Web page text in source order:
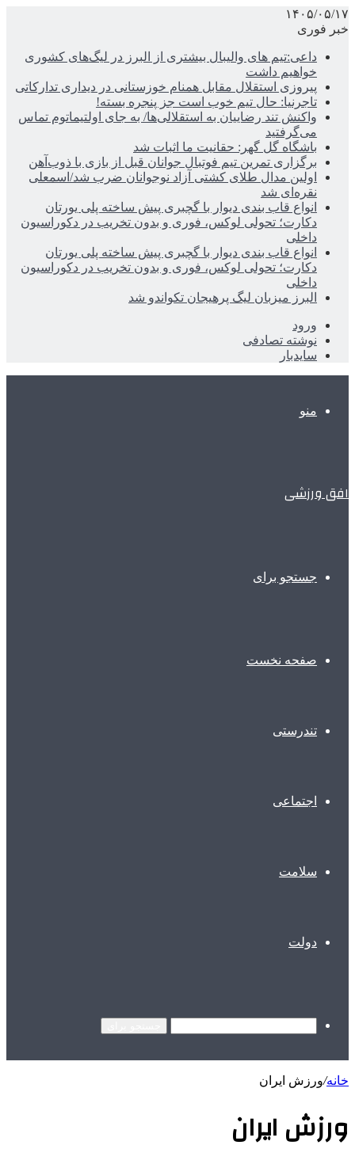
۱۴۰۵/۰۵/۱۷
خبر فوری
داعی:تیم های والیبال بیشتری از البرز در لیگ‌های کشوری
خواهیم داشت
پیروزی استقلال مقابل همنام خوزستانی در دیداری تدارکاتی
تاجرنیا: حال تیم خوب است جز پنجره بسته!
واکنش تند رضاییان به استقلالی‌ها/ به جای اولتیماتوم تماس
می‌گرفتید
باشگاه گل گهر: حقانیت ما اثبات شد
برگزاری تمرین تیم فوتبال جوانان قبل از بازی با ذوب‌آهن
اولین مدال طلای کشتی آزاد نوجوانان ضرب شد/اسمعلی
نقره‌ای شد
انواع قاب بندی دیوار با گچبری پیش ساخته پلی یورتان
دکارت؛ تحولی لوکس، فوری و بدون تخریب در دکوراسیون
داخلی
انواع قاب بندی دیوار با گچبری پیش ساخته پلی یورتان
دکارت؛ تحولی لوکس، فوری و بدون تخریب در دکوراسیون
داخلی
البرز میزبان لیگ پرهیجان تکواندو شد
ورود
نوشته تصادفی
سایدبار
منو
افق ورزشی
جستجو برای
صفحه نخست
تندرستی
اجتماعی
سلامت
دولت
خانه/ورزش ایران
ورزش ایران